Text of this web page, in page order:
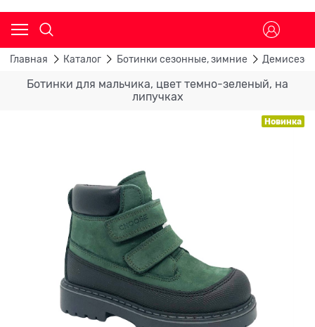
Главная Каталог Ботинки сезонные, зимние
Ботинки для мальчика, цвет темно-зеленый, на
липучках
Новинка